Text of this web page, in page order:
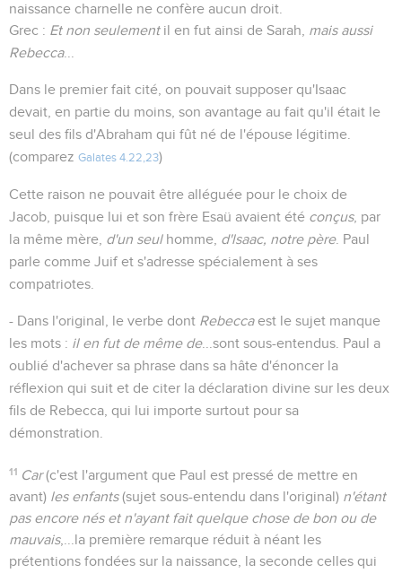
naissance charnelle ne confère aucun droit.
Grec : Et non seulementil en fut ainsi de Sarah, mais aussi
Rebecca...
Dans le premier fait cité, on pouvait supposer qu'Isaac
devait, en partie du moins, son avantage au fait qu'il était le
seul des fils d'Abraham qui fût né de l'épouse légitime.
(comparez Galates 4.22,23)
Cette raison ne pouvait être alléguée pour le choix de
Jacob, puisque lui et son frère Esaü avaient été conçus, par
la même mère, d'un seulhomme, d'lsaac, notre père. Paul
parle comme Juif et s'adresse spécialement à ses
compatriotes.
- Dans l'original, le verbe dont Rebeccaest le sujet manque
les mots : il en fut de même de...sont sous-entendus. Paul a
oublié d'achever sa phrase dans sa hâte d'énoncer la
réflexion qui suit et de citer la déclaration divine sur les deux
fils de Rebecca, qui lui importe surtout pour sa
démonstration.
11 Car(c'est l'argument que Paul est pressé de mettre en
avant) les enfants(sujet sous-entendu dans l'original) n'étant
pas encore nés et n'ayant fait quelque chose de bon ou de
mauvais,...la première remarque réduit à néant les
prétentions fondées sur la naissance, la seconde celles qui